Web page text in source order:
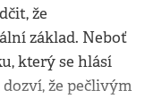
že
základ. Neboť
který se hlásí
že pečlivým